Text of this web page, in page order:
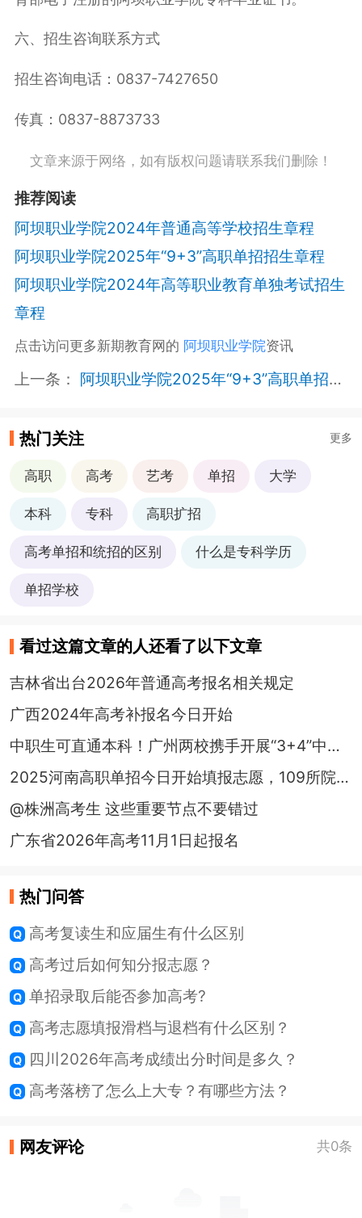
六、招生咨询联系方式
招生咨询电话：0837-7427650
传真：0837-8873733
文章来源于网络，如有版权问题请联系我们删除！
推荐阅读
阿坝职业学院2024年普通高等学校招生章程
阿坝职业学院2025年“9+3”高职单招招生章程
阿坝职业学院2024年高等职业教育单独考试招生
章程
点击访问更多新期教育网的 阿坝职业学院资讯
上一条： 阿坝职业学院2025年“9+3”高职单招招生章程
热门关注 更多
高职 高考 艺考 单招 大学
本科 专科 高职扩招
高考单招和统招的区别 什么是专科学历
单招学校
看过这篇文章的人还看了以下文章
吉林省出台2026年普通高考报名相关规定
广西2024年高考补报名今日开始
中职生可直通本科！广州两校携手开展“3+4”中本贯通培养
2025河南高职单招今日开始填报志愿，109所院校招生计划公布！
@株洲高考生 这些重要节点不要错过
广东省2026年高考11月1日起报名
热门问答
高考复读生和应届生有什么区别
高考过后如何知分报志愿？
单招录取后能否参加高考?
高考志愿填报滑档与退档有什么区别？
四川2026年高考成绩出分时间是多久？
高考落榜了怎么上大专？有哪些方法？
网友评论 共0条